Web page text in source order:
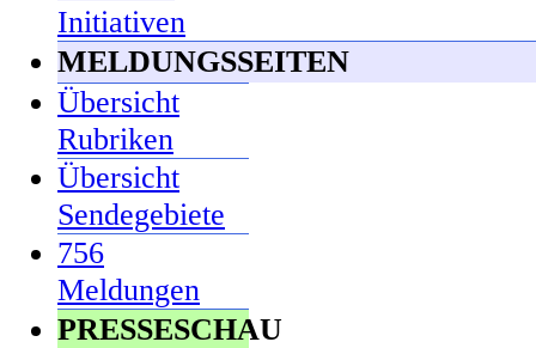
Initiativen
MELDUNGSSEITEN
Übersicht
Rubriken
Übersicht
Sendegebiete
756
Meldungen
PRESSESCHAU